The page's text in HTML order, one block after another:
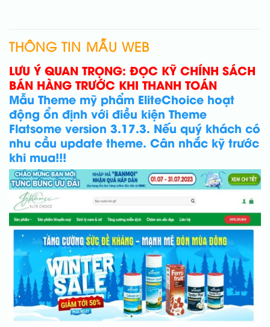
THÔNG TIN MẪU WEB
LƯU Ý QUAN TRỌNG: ĐỌC KỸ CHÍNH SÁCH
BÁN HÀNG TRƯỚC KHI THANH TOÁN
Mẫu Theme mỹ phẩm EliteChoice hoạt
động ổn định với điều kiện Theme
Flatsome version 3.17.3. Nếu quý khách có
nhu cầu update theme. Cân nhắc kỹ trước
khi mua!!!